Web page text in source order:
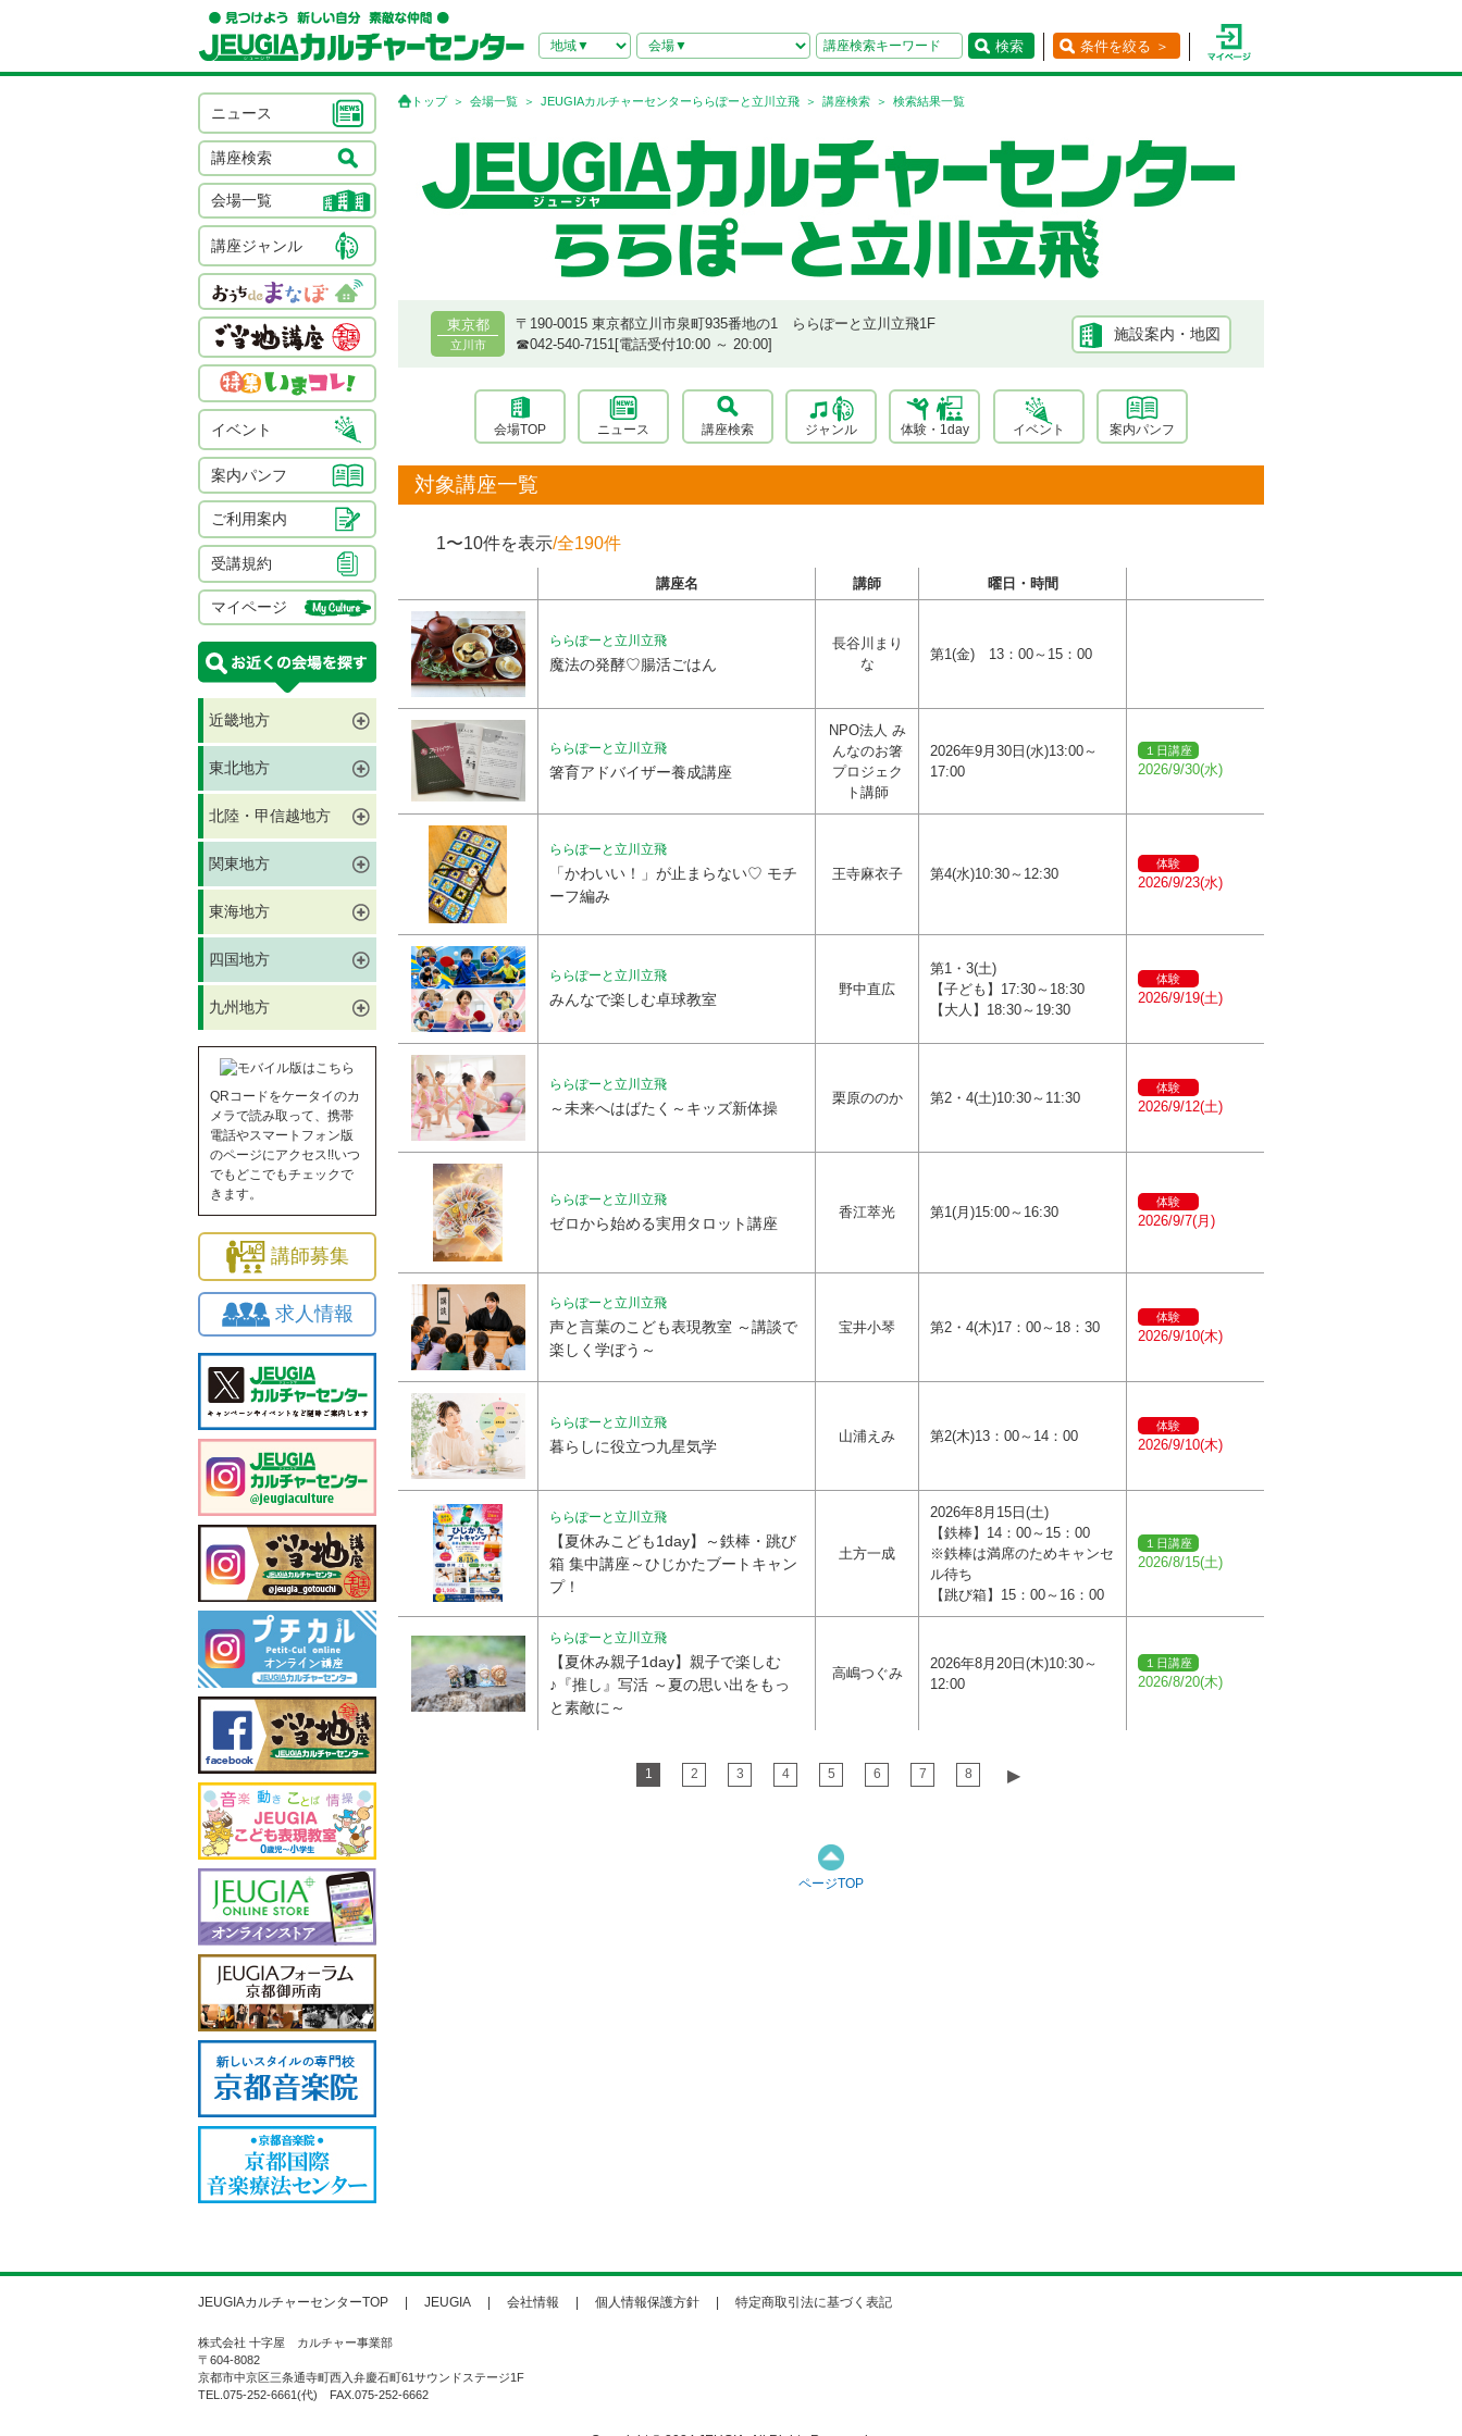
検索 条件を絞る ＞
ニュース
講座検索
会場一覧
講座ジャンル
イベント
案内パンフ
ご利用案内
受講規約
マイページ
近畿地方
東北地方
北陸・甲信越地方
関東地方
東海地方
四国地方
九州地方
QRコードをケータイのカ
メラで読み取って、携帯
電話やスマートフォン版
のページにアクセス!!いつ
でもどこでもチェックで
きます。
講師募集
求人情報
トップ 会場一覧 JEUGIAカルチャーセンターららぽーと立川立飛 講座検索 検索結果一覧
東京都
立川市
〒190-0015 東京都立川市泉町935番地の1 ららぽーと立川立飛1F
☎︎042-540-7151[電話受付10:00 ～ 20:00]
施設案内・地図
会場TOP ニュース 講座検索 ジャンル 体験・1day イベント 案内パンフ
対象講座一覧
1〜10件を表示/全190件
講座名 講師 曜日・時間
ららぽーと立川立飛
魔法の発酵♡腸活ごはん
長谷川まり
な
第1(金) 13：00～15：00
ららぽーと立川立飛
箸育アドバイザー養成講座
NPO法人 み
んなのお箸
プロジェク
ト講師
2026年9月30日(水)13:00～
17:00
１日講座
2026/9/30(水)
ららぽーと立川立飛
「かわいい！」が止まらない♡ モチ
ーフ編み
王寺麻衣子 第4(水)10:30～12:30
体験
2026/9/23(水)
ららぽーと立川立飛
みんなで楽しむ卓球教室
野中直広
第1・3(土)
【子ども】17:30～18:30
【大人】18:30～19:30
体験
2026/9/19(土)
ららぽーと立川立飛
～未来へはばたく～キッズ新体操
栗原ののか 第2・4(土)10:30～11:30
体験
2026/9/12(土)
ららぽーと立川立飛
ゼロから始める実用タロット講座
香江萃光 第1(月)15:00～16:30
体験
2026/9/7(月)
ららぽーと立川立飛
声と言葉のこども表現教室 ～講談で
楽しく学ぼう～
宝井小琴 第2・4(木)17：00～18：30
体験
2026/9/10(木)
ららぽーと立川立飛
暮らしに役立つ九星気学
山浦えみ 第2(木)13：00～14：00
体験
2026/9/10(木)
ららぽーと立川立飛
【夏休みこども1day】～鉄棒・跳び
箱 集中講座～ひじかたブートキャン
プ！
土方一成
2026年8月15日(土)
【鉄棒】14：00～15：00
※鉄棒は満席のためキャンセ
ル待ち
【跳び箱】15：00～16：00
１日講座
2026/8/15(土)
ららぽーと立川立飛
【夏休み親子1day】親子で楽しむ
♪『推し』写活 ～夏の思い出をもっ
と素敵に～
高嶋つぐみ
2026年8月20日(木)10:30～
12:00
１日講座
2026/8/20(木)
1 2 3 4 5 6 7 8 ▶︎
ページTOP
JEUGIAカルチャーセンターTOP JEUGIA 会社情報 個人情報保護方針 特定商取引法に基づく表記
株式会社 十字屋 カルチャー事業部
〒604-8082
京都市中京区三条通寺町西入弁慶石町61サウンドステージ1F
TEL.075-252-6661(代) FAX.075-252-6662